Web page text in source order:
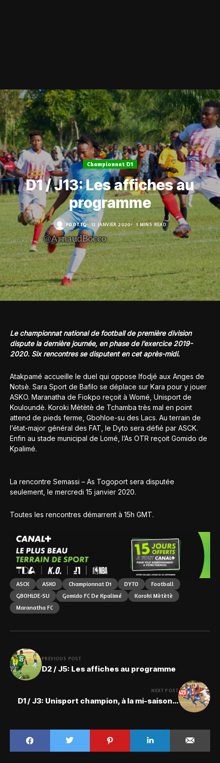
Championnat D1
D1 / J13: Les affiches au
programme
FOOT.TG 12 JANVIER 2020 1 MINS READ
Le championnat national de football de première division
dispute la dernière journée, en phase de l’exercice 2019-
2020. Six rencontres se disputent en cet après-midi.
Atakpamé accueille le duel qui oppose Ifodjé aux Anges de
Notsè. Sara Sport de Bafilo se déplace sur Kara pour y jouer
ASKO. Maranatha de Fiokpo reçoit à Womé, Unisport de
Kouloundè. Koroki Mètètè de Tchamba très mal en point
attend de pieds ferme, Gbohloe-su des Lacs. Au terrain de
l’état-major général des FAT, le Dyto sera défié par ASCK.
Enfin au stade municipal de Lomé, l’As OTR reçoit Gomido de
Kpalimé.
La rencontre Semassi – As Togoport sera disputée
seulement, le mercredi 15 janvier 2020.
Toutes les rencontres démarrent à 15h GMT.
ASCK ASKO Championnat D1 DYTO
Football
GBOHLOE-SU
Gomido FC De Kpalimé
Koroki Mètètè
Maranatha FC
PREVIOUS POST
D2 / J5: Les affiches au programme
NEXT POST
D1 / J3: Unisport champion, à la mi-saison…